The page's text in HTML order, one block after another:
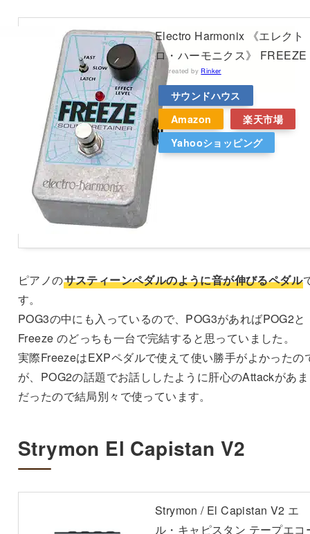
Electro Harmonix 《エレクト
ロ・ハーモニクス》 FREEZE
created byRinker
サウンドハウス
Amazon
楽天市場
Yahooショッピング
ピアノのサスティーンペダルのように音が伸びるペダル
す。
POG3の中にも入っているので、POG3があればPOG2と
Freeze のどっちも一台で完結すると思っていました。
実際FreezeはEXPペダルで使えて使い勝手がよかったの
が、POG2の話題でお話ししたように肝心のAttackがあ
だったので結局別々で使っています。
Strymon El Capistan V2
Strymon / El Capistan V2 エ
ル・キャピスタン テープエコ